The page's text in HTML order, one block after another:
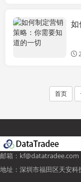
如
首页
邮箱：kf@datatradee.com
地址：深圳市福田区天安科